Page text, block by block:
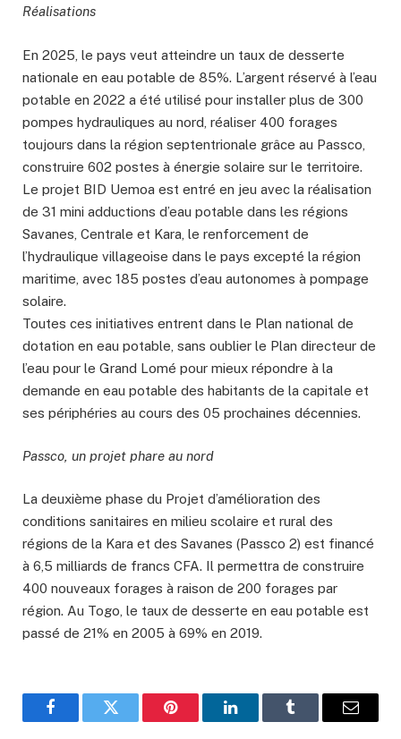
Réalisations
En 2025, le pays veut atteindre un taux de desserte
nationale en eau potable de 85%. L’argent réservé à l’eau
potable en 2022 a été utilisé pour installer plus de 300
pompes hydrauliques au nord, réaliser 400 forages
toujours dans la région septentrionale grâce au Passco,
construire 602 postes à énergie solaire sur le territoire.
Le projet BID Uemoa est entré en jeu avec la réalisation
de 31 mini adductions d’eau potable dans les régions
Savanes, Centrale et Kara, le renforcement de
l’hydraulique villageoise dans le pays excepté la région
maritime, avec 185 postes d’eau autonomes à pompage
solaire.
Toutes ces initiatives entrent dans le Plan national de
dotation en eau potable, sans oublier le Plan directeur de
l’eau pour le Grand Lomé pour mieux répondre à la
demande en eau potable des habitants de la capitale et
ses périphéries au cours des 05 prochaines décennies.
Passco, un projet phare au nord
La deuxième phase du Projet d’amélioration des
conditions sanitaires en milieu scolaire et rural des
régions de la Kara et des Savanes (Passco 2) est financé
à 6,5 milliards de francs CFA. Il permettra de construire
400 nouveaux forages à raison de 200 forages par
région. Au Togo, le taux de desserte en eau potable est
passé de 21% en 2005 à 69% en 2019.
FacebookTwitter Pinterest LinkedInTumblr Email